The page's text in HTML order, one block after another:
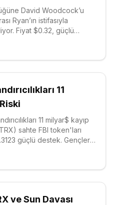
David Woodcock’u
Ryan’ın istifasıyla
Fiyat $0.32, güçlü
11
11 milyar$ kayıp
sahte FBI token'ları
güçlü destek. Gençler
ve Sun Davası